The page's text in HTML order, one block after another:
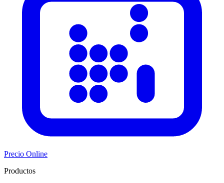
Precio Online
Productos